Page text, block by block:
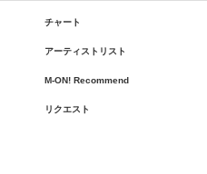
チャート
アーティストリスト
M-ON! Recommend
リクエスト